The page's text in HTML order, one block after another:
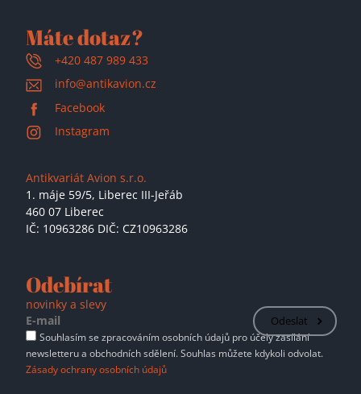
Máte dotaz?
+420 487 989 433
info@antikavion.cz
Facebook
Instagram
Antikvariát Avion s.r.o.
1. máje 59/5, Liberec III-Jeřáb
460 07 Liberec
IČ: 10963286 DIČ: CZ10963286
Odebírat
novinky a slevy
Odeslat
Souhlasím se zpracováním osobních údajů pro účely zasílání
newsletteru a obchodních sdělení. Souhlas můžete kdykoli odvolat.
Zásady ochrany osobních údajů